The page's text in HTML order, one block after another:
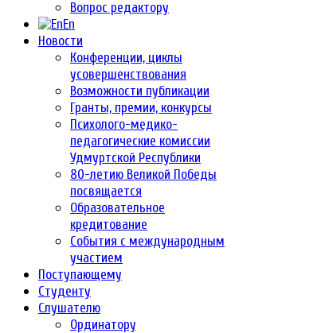
Вопрос редактору
En
Новости
Конференции, циклы
усовершенствования
Возможности публикации
Гранты, премии, конкурсы
Психолого-медико-
педагогические комиссии
Удмуртской Республики
80-летию Великой Победы
посвящается
Образовательное
кредитование
События с международным
участием
Поступающему
Студенту
Слушателю
Ординатору